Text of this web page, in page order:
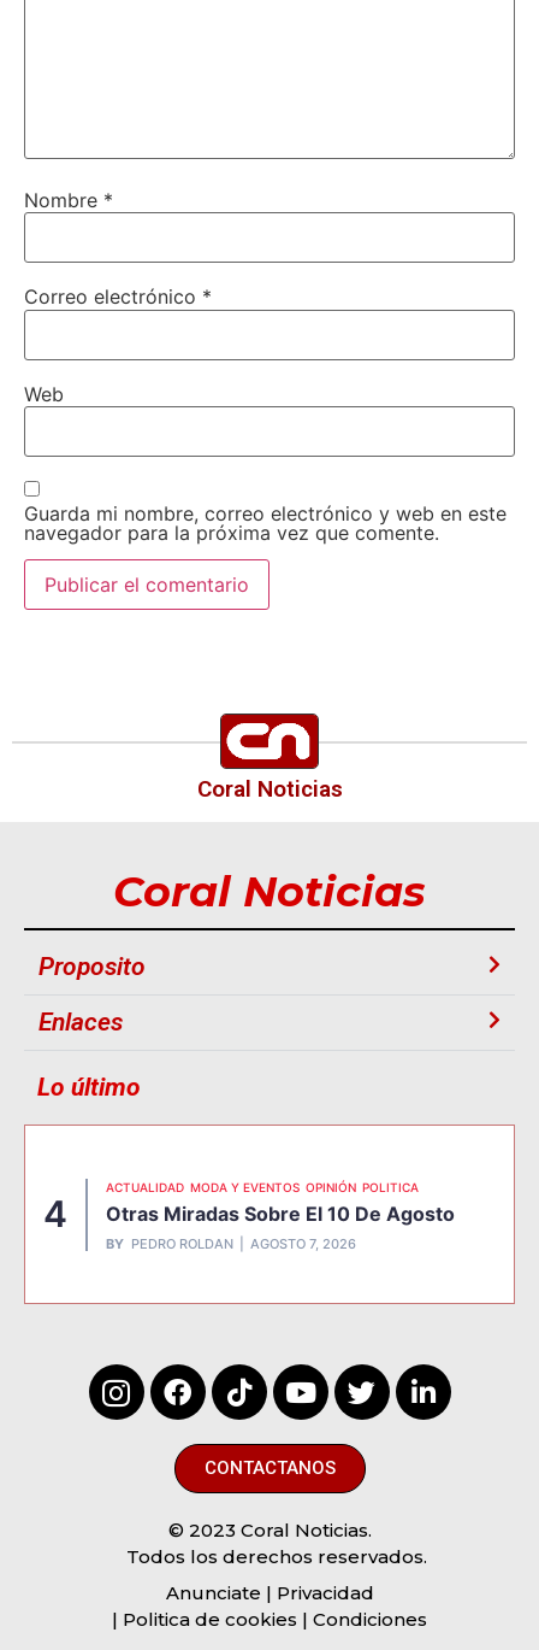
Nombre *
Correo electrónico *
Web
Guarda mi nombre, correo electrónico y web en este
navegador para la próxima vez que comente.
Coral Noticias
Coral Noticias
Proposito
Enlaces
Lo último
4
ACTUALIDAD MODA Y EVENTOS OPINIÓN POLITICA
Otras Miradas Sobre El 10 De Agosto
BY PEDRO ROLDAN AGOSTO 7, 2026
CONTACTANOS
© 2023 Coral Noticias.
Todos los derechos reservados.
Anunciate | Privacidad
| Politica de cookies | Condiciones